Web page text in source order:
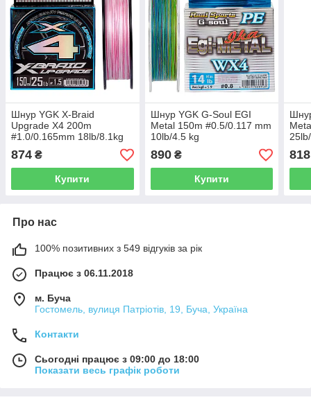
Шнур YGK X-Braid
Upgrade X4 200m
#1.0/0.165mm 18lb/8.1kg
874 ₴
Купити
Шнур YGK G-Soul EGI
Metal 150m #0.5/0.117 mm
10lb/4.5 kg
890₴
Купити
818
Про нас
100% позитивних з 549 відгуків за рік
Працює з 06.11.2018
м. Буча
Гостомель, вулиця Патріотів, 19, Буча, Україна
Контакти
Сьогодні працює з 09:00 до 18:00
Показати весь графік роботи